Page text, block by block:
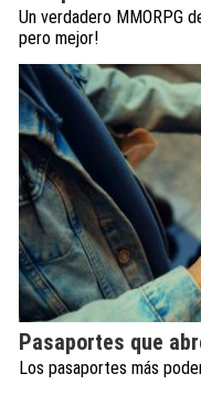
Un verdadero MMORPG
pero mejor!
Pasaportes que
Los pasaportes más